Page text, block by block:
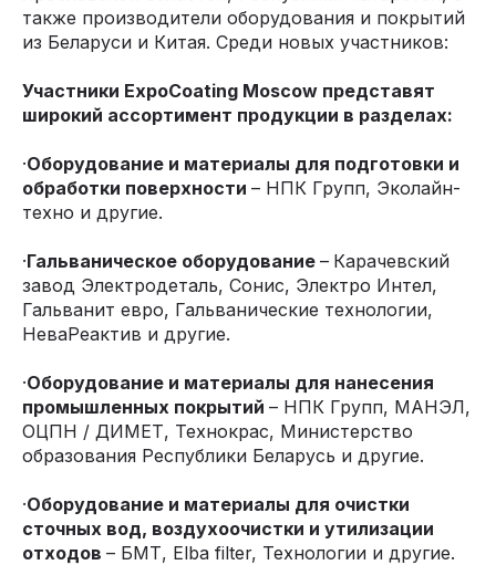
также производители оборудования и покрытий
из Беларуси и Китая. Среди новых участников:
Участники ExpoCoating Moscow представят
широкий ассортимент продукции в разделах:
·Оборудование и материалы для подготовки и
обработки поверхности – НПК Групп, Эколайн-
техно и другие.
·Гальваническое оборудование – Карачевский
завод Электродеталь, Сонис, Электро Интел,
Гальванит евро, Гальванические технологии,
НеваРеактив и другие.
·Оборудование и материалы для нанесения
промышленных покрытий – НПК Групп, МАНЭЛ,
ОЦПН / ДИМЕТ, Технокрас, Министерство
образования Республики Беларусь и другие.
·Оборудование и материалы для очистки
сточных вод, воздухоочистки и утилизации
отходов – БМТ, Elba filter, Технологии и другие.